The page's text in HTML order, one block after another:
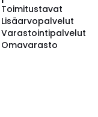
Toimitustavat
Lisäarvopalvelut
Varastointipalvelut
Omavarasto